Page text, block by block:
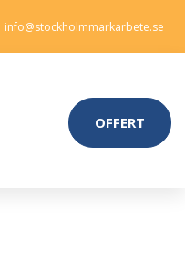
info@stockholmmarkarbete.se
OFFERT